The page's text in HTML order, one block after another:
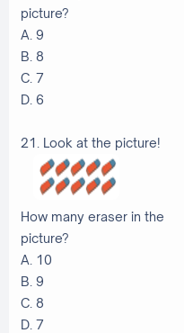
picture?
A. 9
B. 8
C. 7
D. 6
21. Look at the picture!
How many eraser in the
picture?
A. 10
B. 9
C. 8
D. 7